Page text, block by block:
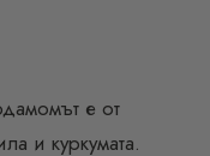
е от
и куркумата.